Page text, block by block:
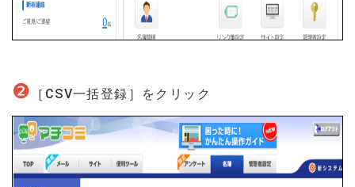
❷ ［CSV一括登録］をクリック